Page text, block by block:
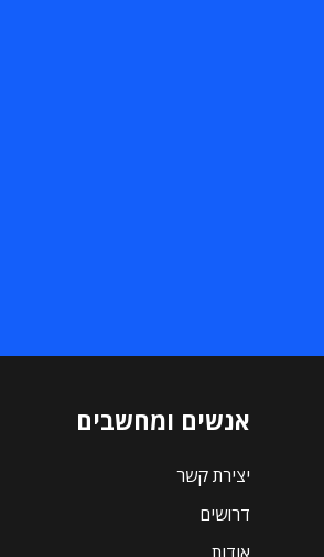
אנשים ומחשבים
יצירת קשר
דרושים